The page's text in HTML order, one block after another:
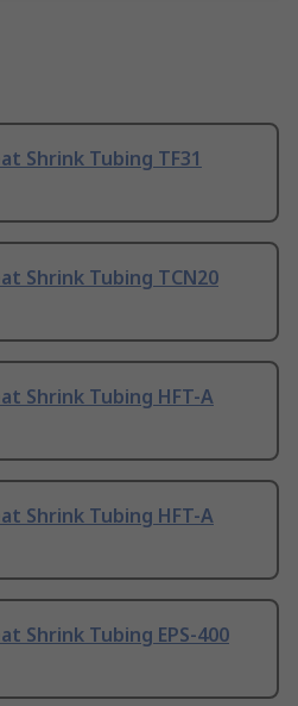
Shrink Tubing TF31
Shrink Tubing TCN20
Shrink Tubing HFT-A
Shrink Tubing HFT-A
Shrink Tubing EPS-400